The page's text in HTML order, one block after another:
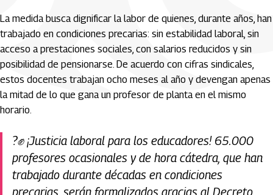
La medida busca dignificar la labor de quienes, durante años, han
trabajado en condiciones precarias: sin estabilidad laboral, sin
acceso a prestaciones sociales, con salarios reducidos y sin
posibilidad de pensionarse. De acuerdo con cifras sindicales,
estos docentes trabajan ocho meses al año y devengan apenas
la mitad de lo que gana un profesor de planta en el mismo
horario.
?✊ ¡Justicia laboral para los educadores! 65.000
profesores ocasionales y de hora cátedra, que han
trabajado durante décadas en condiciones
precarias, serán formalizados gracias al Decreto